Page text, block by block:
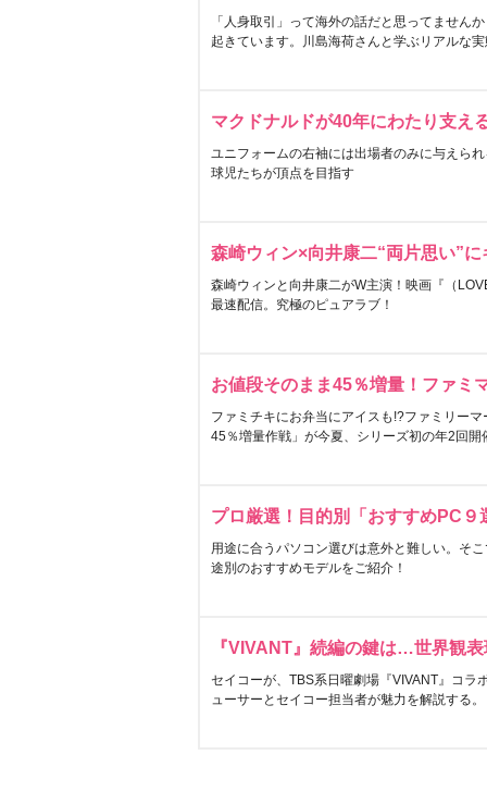
「人身取引」って海外の話だと思ってません
起きています。川島海荷さんと学ぶリアルな
マクドナルドが40年にわたり支え
ユニフォームの右袖には出場者のみに与えら
球児たちが頂点を目指す
森崎ウィン×向井康二“両片思い”
森崎ウィンと向井康二がW主演！映画『（
最速配信。究極のピュアラブ！
お値段そのまま45％増量！ファミ
ファミチキにお弁当にアイスも!?ファミリー
45％増量作戦」が今夏、シリーズ初の年2回開
プロ厳選！目的別「おすすめPC９
用途に合うパソコン選びは意外と難しい。そ
途別のおすすめモデルをご紹介！
『VIVANT』続編の鍵は…世界観
セイコーが、TBS系日曜劇場『VIVANT』コラ
ューサーとセイコー担当者が魅力を解説する。